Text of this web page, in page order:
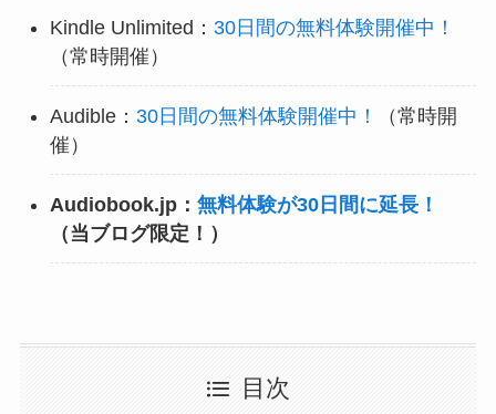
Kindle Unlimited： 30日間の無料体験開催中！
（常時開催）
Audible： 30日間の無料体験開催中！
（常時開
催）
Audiobook.jp： 無料体験が30日間に延長！
（当ブログ限定！）
目次